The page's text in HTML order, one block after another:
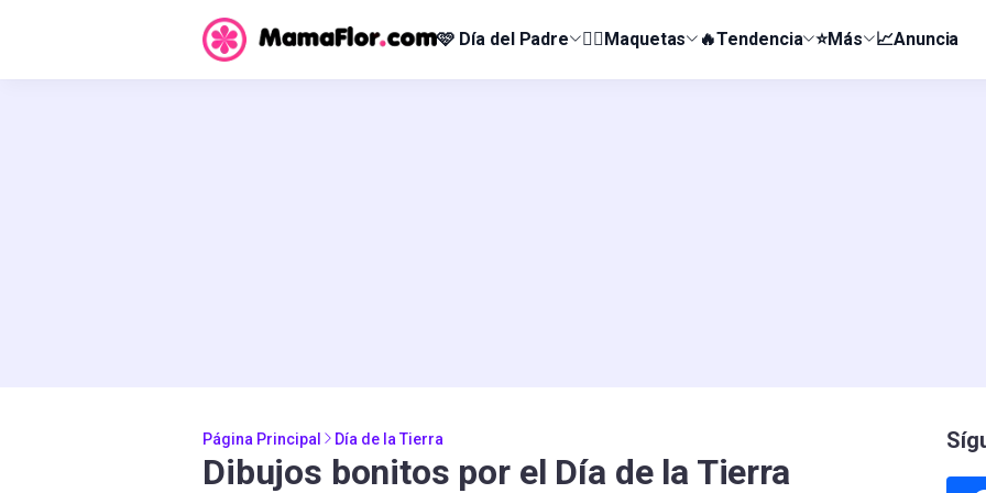
🩷 Día del Padre 👰‍♀️Maquetas 🔥Tendencia ⭐Más 📈Anuncia
Página Principal Día de la Tierra
Dibujos bonitos por el Día de la Tierra